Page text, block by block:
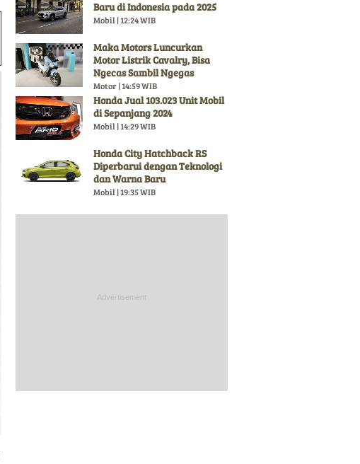
Baru di Indonesia pada 2025
Mobil | 12:24 WIB
Maka Motors Luncurkan
Motor Listrik Cavalry, Bisa
Ngecas Sambil Ngegas
Motor | 14:59 WIB
Honda Jual 103.023 Unit Mobil
di Sepanjang 2024
Mobil | 14:29 WIB
Honda City Hatchback RS
Diperbarui dengan Teknologi
dan Warna Baru
Mobil | 19:35 WIB